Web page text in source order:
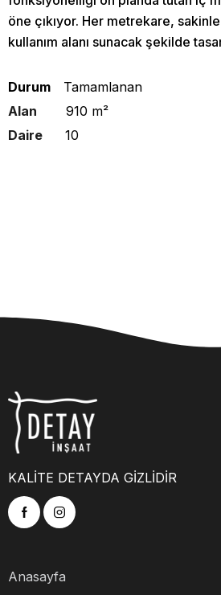
öne çıkıyor. Her metrekare,
kullanım alanı sunacak şekilde
Durum Tamamlanan
Alan 910 m²
Daire 10
KALİTE DETAYDA GİZLİDİR
Anasayfa